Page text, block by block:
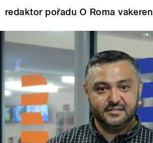
redaktor pořadu O Roma vakeren